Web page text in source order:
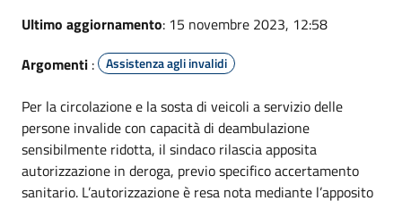
Ultimo aggiornamento: 15 novembre 2023, 12:58
Argomenti : Assistenza agli invalidi
Per la circolazione e la sosta di veicoli a servizio delle
persone invalide con capacità di deambulazione
sensibilmente ridotta, il sindaco rilascia apposita
autorizzazione in deroga, previo specifico accertamento
sanitario. L’autorizzazione è resa nota mediante l’apposito